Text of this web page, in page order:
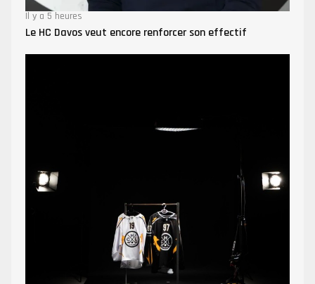
Il y a 5 heures
Le HC Davos veut encore renforcer son effectif